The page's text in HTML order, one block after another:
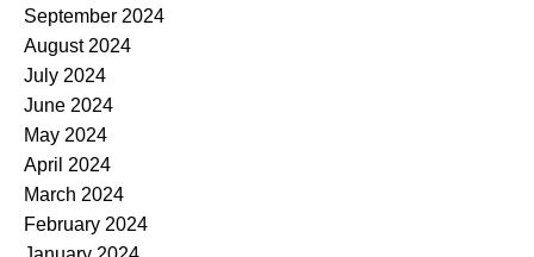
September 2024
August 2024
July 2024
June 2024
May 2024
April 2024
March 2024
February 2024